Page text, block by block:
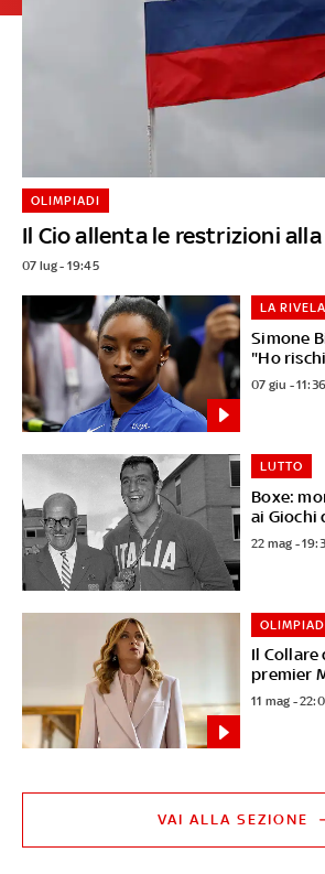
Il Cio allenta le restrizioni alla
OLIMPIADI
07 lug - 19:45
Simone
"Ho
LA
07 giu - 11:36
Boxe:
ai Giochi
LUTTO
22 mag -
Il Collare
premier
11 mag -
VAI ALLA SEZIONE